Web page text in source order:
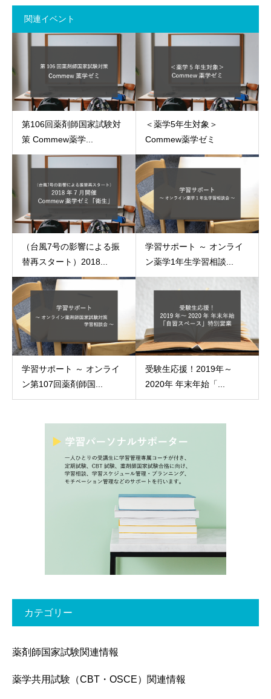
関連イベント
第106回薬剤師国家試験対
策 Commew薬学...
＜薬学5年生対象＞
Commew薬学ゼミ
（台風7号の影響による振
替再スタート）2018...
学習サポート ～ オンライ
ン薬学1年生学習相談...
学習サポート ～ オンライ
ン第107回薬剤師国...
受験生応援！2019年～
2020年 年末年始「...
カテゴリー
薬剤師国家試験関連情報
薬学共用試験（CBT・OSCE）関連情報